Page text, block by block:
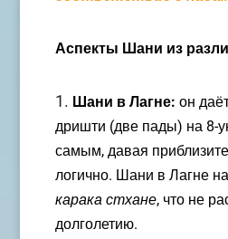
Аспекты Шани из
Шани в Лагне: он
дришти (две пады) на 8-
самым, давая
логично. Шани в Лагне
карака стхане, что не
долголетию.